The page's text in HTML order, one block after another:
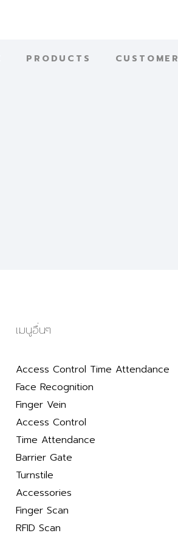
PRODUCTS CUSTOMER
เมนูอื่นๆ
Access Control Time Attendance
Face Recognition
Finger Vein
Access Control
Time Attendance
Barrier Gate
Turnstile
Accessories
Finger Scan
RFID Scan